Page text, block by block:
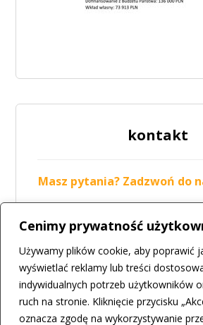
Cenimy prywatność
Używamy plików cookie, aby poprawić
wyświetlać reklamy lub treści
indywidualnych potrzeb użytkowników
ruch na stronie. Kliknięcie przycisku
oznacza zgodę na wykorzystywanie
kontakt
Masz pytania? Zadzwoń do
mail:
więcej